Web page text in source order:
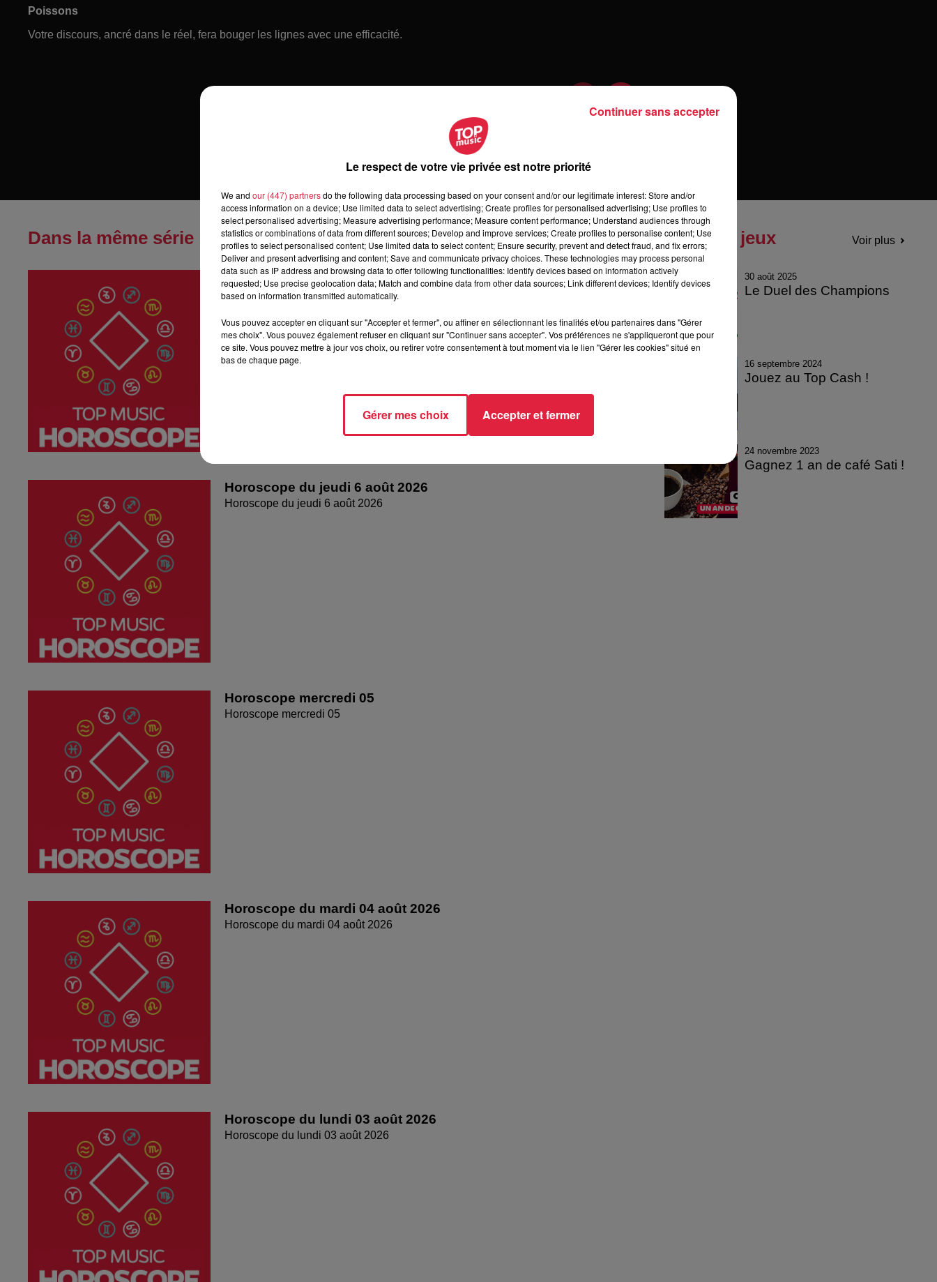
Poissons
Votre discours, ancré dans le réel, fera bouger les lignes avec une efficacité.
Dans la même série
Horoscope du vendredi 07 août 2026
Horoscope du vendredi 07 août 2026
Horoscope du jeudi 6 août 2026
Horoscope du jeudi 6 août 2026
Horoscope mercredi 05
Horoscope mercredi 05
Horoscope du mardi 04 août 2026
Horoscope du mardi 04 août 2026
Horoscope du lundi 03 août 2026
Horoscope du lundi 03 août 2026
Tous les jeux Voir plus
30 août 2025
Le Duel des Champions
16 septembre 2024
Jouez au Top Cash !
24 novembre 2023
Gagnez 1 an de café Sati !
Le respect de votre vie privée est notre priorité
We and our (447) partnersdo the following data processing based on your consent and/or our legitimate interest: Store and/or
access information on a device; Use limited data to select advertising; Create profiles for personalised advertising; Use profiles to
select personalised advertising; Measure advertising performance; Measure content performance; Understand audiences through
statistics or combinations of data from different sources; Develop and improve services; Create profiles to personalise content; Use
profiles to select personalised content; Use limited data to select content; Ensure security, prevent and detect fraud, and fix errors;
Deliver and present advertising and content; Save and communicate privacy choices. These technologies may process personal
data such as IP address and browsing data to offer following functionalities: Identify devices based on information actively
requested; Use precise geolocation data; Match and combine data from other data sources; Link different devices; Identify devices
based on information transmitted automatically.
Vous pouvez accepter en cliquant sur "Accepter et fermer", ou affiner en sélectionnant les finalités et/ou partenaires dans "Gérer
mes choix". Vous pouvez également refuser en cliquant sur "Continuer sans accepter". Vos préférences ne s'appliqueront que pour
ce site. Vous pouvez mettre à jour vos choix, ou retirer votre consentement à tout moment via le lien "Gérer les cookies" situé en
bas de chaque page.
Gérer mes choix Accepter et fermer
Continuer sans accepter